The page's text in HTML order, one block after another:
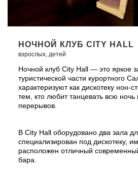
НОЧНОЙ КЛУБ CITY HALL
взрослых, детей
Ночной клуб City Hall — это яркое
туристической части курортного
характеризуют как дискотеку нон-
тем, кто любит танцевать всю ночь
перерывов.
В City Hall оборудовано два зала
специализирован под дискотеку,
расположен отличный
бара.